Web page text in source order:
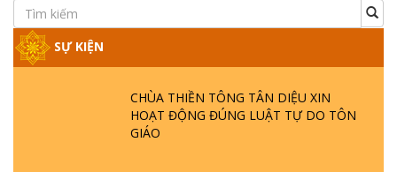
SỰ KIỆN
CHÙA THIỀN TÔNG TÂN DIỆU XIN
HOẠT ĐỘNG ĐÚNG LUẬT TỰ DO TÔN
GIÁO